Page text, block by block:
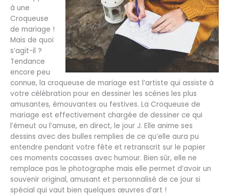
à une
Croqueuse
de mariage !
Mais de quoi
s’agit-il ?
Tendance
encore peu
connue, la croqueuse de mariage est l’artiste qui assiste à
votre célébration pour en dessiner les scènes les plus
amusantes, émouvantes ou festives. La Croqueuse de
mariage est effectivement chargée de dessiner ce qui
l’émeut ou l’amuse, en direct, le jour J. Elle anime ses
dessins avec des bulles remplies de ce qu’elle aura pu
entendre pendant votre fête et retranscrit sur le papier
ces moments cocasses avec humour. Bien sûr, elle ne
remplace pas le photographe mais elle permet d’avoir un
souvenir original, amusant et personnalisé de ce jour si
spécial qui vaut bien quelques œuvres d’art !